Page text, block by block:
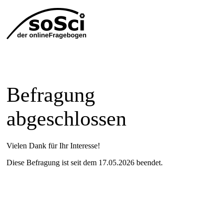
Befragung
abgeschlossen
Vielen Dank für Ihr Interesse!
Diese Befragung ist seit dem 17.05.2026 beendet.